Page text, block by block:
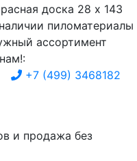
доска 28 х 143
пиломатериалы
ассортимент
+7 (499) 3468182
и продажа без